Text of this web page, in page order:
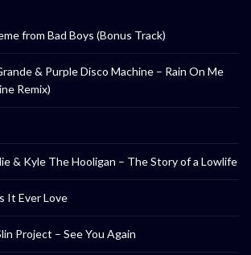
from Bad Boys (Bonus Track)
& Purple Disco Machine – Rain On Me
Remix)
& Kyle The Hooligan – The Story of a Lowlife
It Ever Love
Project – See You Again